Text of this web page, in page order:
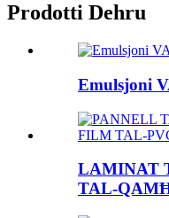
Prodotti Dehru
Emulsjoni
LAMINAT
TAL-